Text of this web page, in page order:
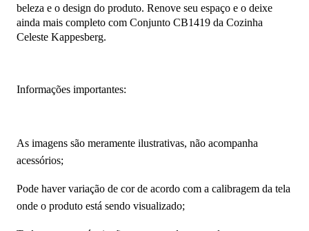
beleza e o design do produto. Renove seu espaço e o deixe
ainda mais completo com Conjunto CB1419 da Cozinha
Celeste Kappesberg.
Informações importantes:
As imagens são meramente ilustrativas, não acompanha
acessórios;
Pode haver variação de cor de acordo com a calibragem da tela
onde o produto está sendo visualizado;